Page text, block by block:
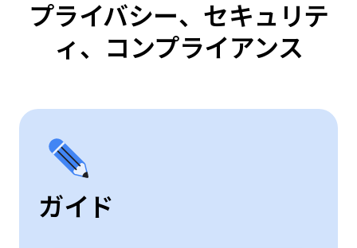
プライバシー、セキュリテ
ィ、コンプライアンス
ガイド